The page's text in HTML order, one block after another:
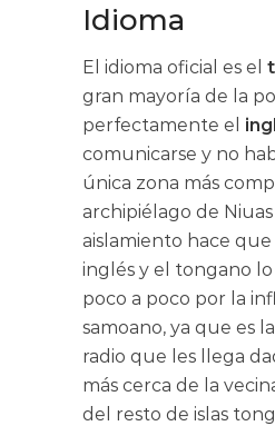
Idioma
El idioma oficial es el
gran mayoría de la
perfectamente el
comunicarse y no
única zona más
archipiélago de
aislamiento hace
inglés y el tongano
poco a poco por la
samoano, ya que es
radio que les llega
más cerca de la
del resto de islas